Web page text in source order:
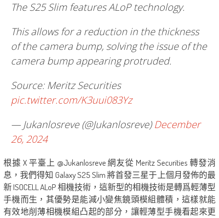
The S25 Slim features ALoP technology.
This allows for a reduction in the thickness
of the camera bump, solving the issue of the
camera bump appearing protruded.
Source: Meritz Securities
pic.twitter.com/K3uui083Yz
— Jukanlosreve (@Jukanlosreve)December
26, 2024
根據 X 平臺上 @Jukanlosreve 網友從 Meritz Securities 轉發消
息，我們得知 Galaxy S25 Slim 將首發三星于上個月發佈的最
新 ISOCELL ALoP 相機技術，這新型的相機技術是轉爲輕薄型
手機而生，其優勢是能減小變焦鏡頭模組體積，這樣就能
有效地削薄相機模組凸起的部分，讓輕薄型手機看起來更